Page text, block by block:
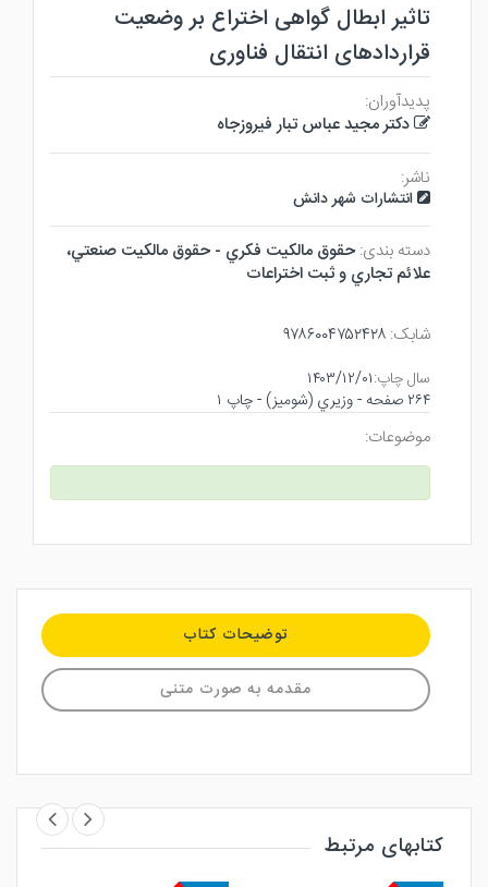
تاثیر ابطال گواهی اختراع بر وضعیت
قراردادهای انتقال فناوری
پدیدآوران:
دکتر مجید عباس تبار فیروزجاه
ناشر:
انتشارات شهر دانش
دسته بندی: حقوق مالكيت فكري - حقوق مالكيت صنعتي،
علائم تجاري و ثبت اختراعات
شابک: ۹۷۸۶۰۰۴۷۵۲۴۲۸
سال چاپ:۱۴۰۳/۱۲/۰۱
۲۶۴ صفحه - وزيري (شوميز) - چاپ ۱
موضوعات:
توضیحات کتاب
مقدمه به صورت متنی
کتابهای مرتبط